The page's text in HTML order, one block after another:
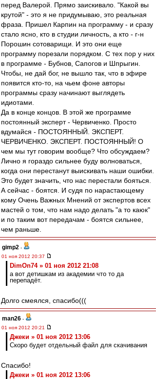
перед Валерой. Прямо заискивало. "Какой вы
крутой" - это я не придумываю, это реальная
фраза. Пришел Карпин на программу - и сразу
стало ясно, кто в студии личность, а кто - г-н
Порошин сотоварищи. И это они еще
программу порезали порядком. С тех пор у них
в программе - Бубнов, Сапогов и Шпрыгин.
Чтобы, не дай бог, не вышло так, что в эфире
появится кто-то, на чьем фоне авторы
программы сразу начинают выглядеть
идиотами.
Да в конце концов. В этой же программе
постоянный эксперт - Червиченко. Просто
вдумайся - ПОСТОЯННЫЙ. ЭКСПЕРТ.
ЧЕРВИЧЕНКО. ЭКСПЕРТ. ПОСТОЯННЫЙ! О
чем мы тут говорим вообще? Что обсуждаем?
Лично я гораздо сильнее буду волноваться,
когда они перестанут выискивать наши ошибки.
Это будет значить, что нас перестали бояться.
А сейчас - боятся. И судя по нарастающему
кому Очень Важных Мнений от экспертов всех
мастей о том, что нам надо делать "а то каюк"
и по таким вот передачам - боятся сильнее,
чем раньше.
gimp2 -
01 ноя 2012 20:37
DimOn74 » 01 ноя 2012 21:08
а вот детишкам из академии что то да
перепадёт.
Долго смеялся, спасибо(((
man26 -
01 ноя 2012 20:21
Джеки » 01 ноя 2012 13:06
Скоро будет отдельный файл для скачивания
Спасибо!
Джеки » 01 ноя 2012 13:06